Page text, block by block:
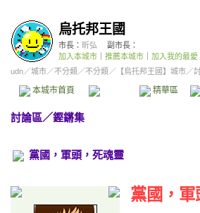
烏托邦王國
市長： 昕弘
副市長：
加入本城市
推薦本城市 加入我的最愛
udn／城市／不分類 ／不分類 ／ 【烏托邦王國】城市／
本城市首頁 精華區
討論區／鏗鏘集
黨國，軍頭，死魂靈
黨國，